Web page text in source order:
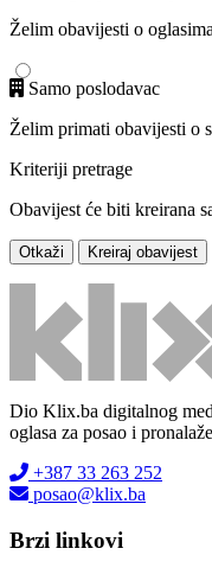
Želim obavijesti o
Samo poslodavac
Želim primati obavijesti o
Kriteriji pretrage
Obavijest će biti kreirana
Otkaži Kreiraj obavijest
Dio Klix.ba digitalnog
oglasa za posao i
+387 33 263 252
posao@klix.ba
Brzi linkovi